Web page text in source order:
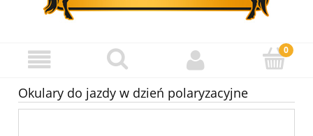
Okulary do jazdy w dzień polaryzacyjne